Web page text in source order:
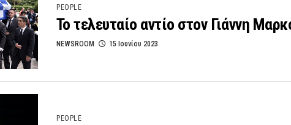
PEOPLE
Το τελευταίο αντίο στον Γιάννη
NEWSROOM 15 Ιουνίου 2023
PEOPLE